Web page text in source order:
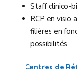
Staff clinico-
RCP en visio
filières en
possibilités
Centres de